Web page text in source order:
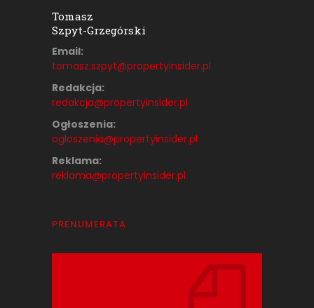
Tomasz
Szpyt-Grzegórski
Email:
tomasz.szpyt@propertyinsider.pl
Redakcja:
redakcja@propertyinsider.pl
Ogłoszenia:
ogloszenia@propertyinsider.pl
Reklama:
reklama@propertyinsider.pl
PRENUMERATA